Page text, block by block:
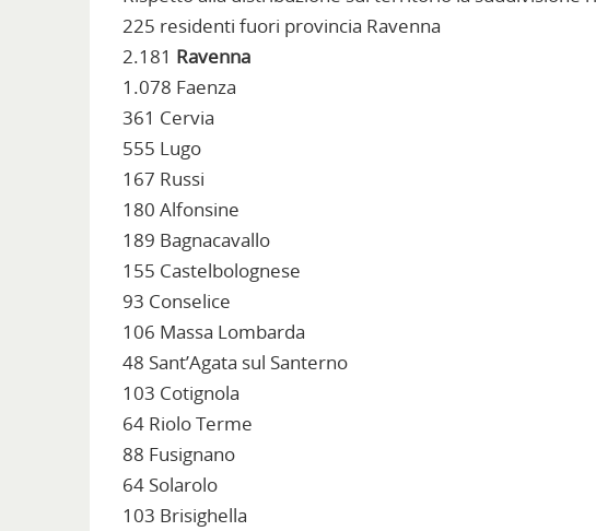
225 residenti fuori provincia Ravenna
2.181 Ravenna
1.078 Faenza
361 Cervia
555 Lugo
167 Russi
180 Alfonsine
189 Bagnacavallo
155 Castelbolognese
93 Conselice
106 Massa Lombarda
48 Sant’Agata sul Santerno
103 Cotignola
64 Riolo Terme
88 Fusignano
64 Solarolo
103 Brisighella